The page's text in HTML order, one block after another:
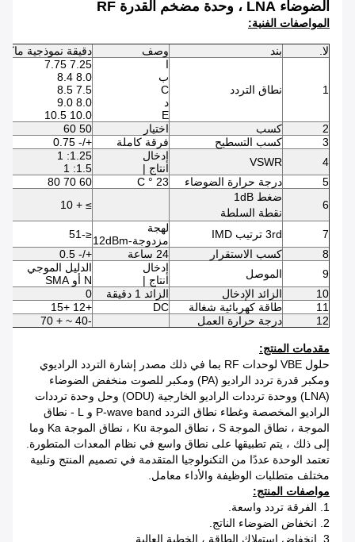
الضوضاء LNA ، وحدة مضخم القدرة RF
المواصفات الفنية:
لا. بند وصف دقيقة نموذجية
1 نطاق التردد
ا
ب
C
د
E
7.25 7.75
8.0 8.4
7.5 8.5
8.0 9.0
10.0 10.5
2
كسب اختيار
50 60
3
كسب التسطيح فرقة كاملة
+/- 0.75
4
VSWR
إدخال
انتاج |
1.25: 1
1.5: 1
5
درجة حرارة الضوضاء 23 ° C
60 70 80
6
ضغط 1dB
نقطة السلطة
≥ + 10
7 3rd ترتيب IMD
لهجة
مزدوجة-12dBm
≤-51
8
كسب الاستقرار 24 ساعة
+/- 0.5
9
الموصل
إدخال
انتاج |
الدليل الموجي
N أو SMA
10
الزائد الإدخال الزائد 1 دقيقة
0
11
طاقة كهربائية شغالة DC
+12 +15
12
درجة حرارة العمل -40 ~ + 70
مقدمات المنتج:
حلول VBE لوحدات RF بما في ذلك مصدر إشارة التردد الراديوي
ومكبر قدرة تردد الراديو (PA) ومكبر للصوت منخفض الضوضاء
(LNA) ووحدة ترددات الراديو الخارجية (ODU) وحل وحدة ترددات
الراديو المخصصة وغطاء نطاق التردد P-wave band و L - نطاق
الموجة ، نطاق الموجة S ، نطاق الموجة Ku ، نطاق الموجة Ka وما
إلى ذلك ، يتم تطبيقها على نطاق واسع في نظام المعدات المتطورة.
تعتمد الوحدة عددًا من التكنولوجيا المتقدمة في تصميم المنتج وتلبية
مختلف متطلبات الوظيفة والأداء معامل.
مواصفات المنتج:
1. الفرقة تردد واسعة.
2. انخفاض الضوضاء الناتج.
3. انخفاض استهلاك الطاقة ، الخطية العالية.